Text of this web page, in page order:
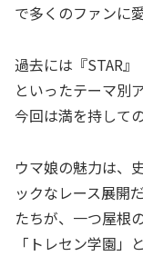
で多くのファンに
過去には『STAR
といったテーマ別
今回は満を持して
ウマ娘の魅力は、
ックなレース展開
たちが、一つ屋根
「トレセン学園